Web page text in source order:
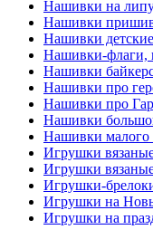
Нашивки на
Нашивки
Нашивки детские
Нашивки-флаги,
Нашивки
Нашивки про
Нашивки про
Нашивки
Нашивки малого
Игрушки
Игрушки
Игрушки-
Игрушки на
Игрушки на